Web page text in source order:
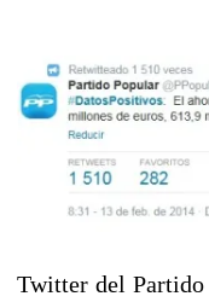
Twitter del